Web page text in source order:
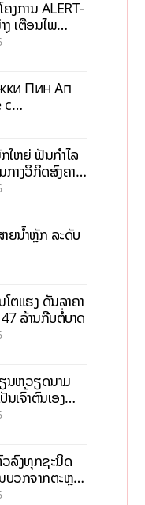
ງການ ALERT-
ງ ເຕືອນໄພ
ປະເທດ
Пин Ап
с
ໃຫຍ່ ຟັນກຳໄລ
ກາງວິກິດສົງຄາມ
ຍນໍ້າຫຼັກ ລະດັບ
ໂຕແຮງ ດັນລາຄາ
ລ້ານກີບຕໍ່ບາດ
ນຫວຽດນາມ
ນເຈົ້າຕົນເອງ
ລົງທຸກຊະນິດ
ວກຈາກຕະຫຼາດ
ບຮໍມູສ